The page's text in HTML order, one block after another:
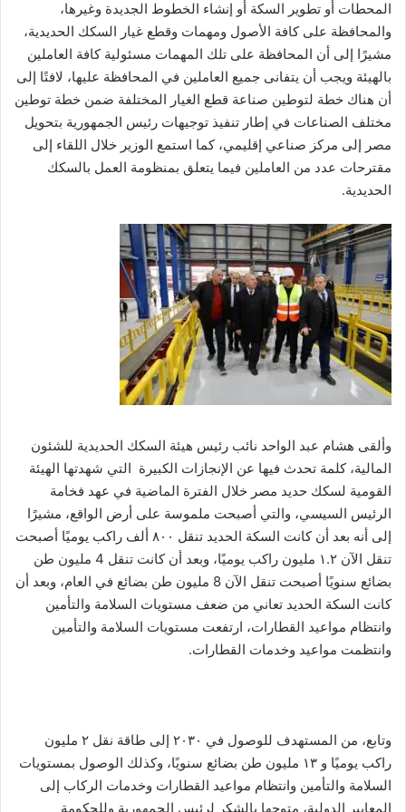
المحطات أو تطوير السكة أو إنشاء الخطوط الجديدة وغيرها،
والمحافظة على كافة الأصول ومهمات وقطع غيار السكك الحديدية،
مشيرًا إلى أن المحافظة على تلك المهمات مسئولية كافة العاملين
بالهيئة ويجب أن يتفانى جميع العاملين في المحافظة عليها، لافتًا إلى
أن هناك خطة لتوطين صناعة قطع الغيار المختلفة ضمن خطة توطين
مختلف الصناعات في إطار تنفيذ توجيهات رئيس الجمهورية بتحويل
مصر إلى مركز صناعي إقليمي، كما استمع الوزير خلال اللقاء إلى
مقترحات عدد من العاملين فيما يتعلق بمنظومة العمل بالسكك
الحديدية.
وألقى هشام عبد الواحد نائب رئيس هيئة السكك الحديدية للشئون
المالية، كلمة تحدث فيها عن الإنجازات الكبيرة التي شهدتها الهيئة
القومية لسكك حديد مصر خلال الفترة الماضية في عهد فخامة
الرئيس السيسي، والتي أصبحت ملموسة على أرض الواقع، مشيرًا
إلى أنه بعد أن كانت السكة الحديد تنقل ٨٠٠ ألف راكب يوميًا أصبحت
تنقل الآن ١.٢ مليون راكب يوميًا، وبعد أن كانت تنقل 4 مليون طن
بضائع سنويًا أصبحت تنقل الآن 8 مليون طن بضائع في العام، وبعد أن
كانت السكة الحديد تعاني من ضعف مستويات السلامة والتأمين
وانتظام مواعيد القطارات، ارتفعت مستويات السلامة والتأمين
وانتظمت مواعيد وخدمات القطارات.
وتابع، من المستهدف للوصول في ۲۰۳۰ إلى طاقة نقل ٢ مليون
راكب يوميًا و ١٣ مليون طن بضائع سنويًا، وكذلك الوصول بمستويات
السلامة والتأمين وانتظام مواعيد القطارات وخدمات الركاب إلى
المعايير الدولية، متوجها بالشكر لرئيس الجمهورية وللحكومة